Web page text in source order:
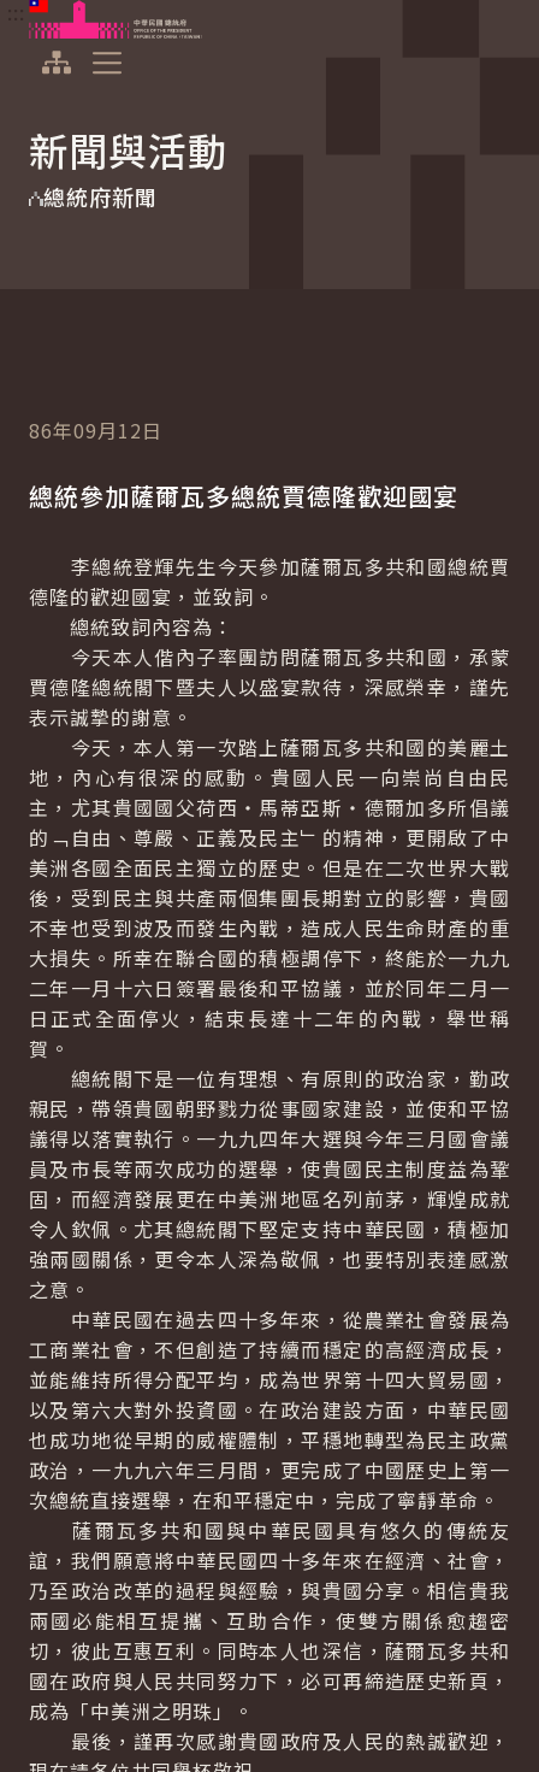
跳到主要內容
中華民國總統府
新聞與活動
總統府新聞
86年09月12日
總統參加薩爾瓦多總統賈德隆歡迎國宴
李總統登輝先生今天參加薩爾瓦多共和國總統賈
德隆的歡迎國宴，並致詞。
總統致詞內容為：
今天本人偕內子率團訪問薩爾瓦多共和國，承蒙
賈德隆總統閣下暨夫人以盛宴款待，深感榮幸，謹先
表示誠摯的謝意。
今天，本人第一次踏上薩爾瓦多共和國的美麗土
地，內心有很深的感動。貴國人民一向崇尚自由民
主，尤其貴國國父荷西‧馬蒂亞斯‧德爾加多所倡議
的﹁自由、尊嚴、正義及民主﹂的精神，更開啟了中
美洲各國全面民主獨立的歷史。但是在二次世界大戰
後，受到民主與共產兩個集團長期對立的影響，貴國
不幸也受到波及而發生內戰，造成人民生命財產的重
大損失。所幸在聯合國的積極調停下，終能於一九九
二年一月十六日簽署最後和平協議，並於同年二月一
日正式全面停火，結束長達十二年的內戰，舉世稱
賀。
總統閣下是一位有理想、有原則的政治家，勤政
親民，帶領貴國朝野戮力從事國家建設，並使和平協
議得以落實執行。一九九四年大選與今年三月國會議
員及市長等兩次成功的選舉，使貴國民主制度益為鞏
固，而經濟發展更在中美洲地區名列前茅，輝煌成就
令人欽佩。尤其總統閣下堅定支持中華民國，積極加
強兩國關係，更令本人深為敬佩，也要特別表達感激
之意。
中華民國在過去四十多年來，從農業社會發展為
工商業社會，不但創造了持續而穩定的高經濟成長，
並能維持所得分配平均，成為世界第十四大貿易國，
以及第六大對外投資國。在政治建設方面，中華民國
也成功地從早期的威權體制，平穩地轉型為民主政黨
政治，一九九六年三月間，更完成了中國歷史上第一
次總統直接選舉，在和平穩定中，完成了寧靜革命。
薩爾瓦多共和國與中華民國具有悠久的傳統友
誼，我們願意將中華民國四十多年來在經濟、社會，
乃至政治改革的過程與經驗，與貴國分享。相信貴我
兩國必能相互提攜、互助合作，使雙方關係愈趨密
切，彼此互惠互利。同時本人也深信，薩爾瓦多共和
國在政府與人民共同努力下，必可再締造歷史新頁，
成為「中美洲之明珠」。
最後，謹再次感謝貴國政府及人民的熱誠歡迎，